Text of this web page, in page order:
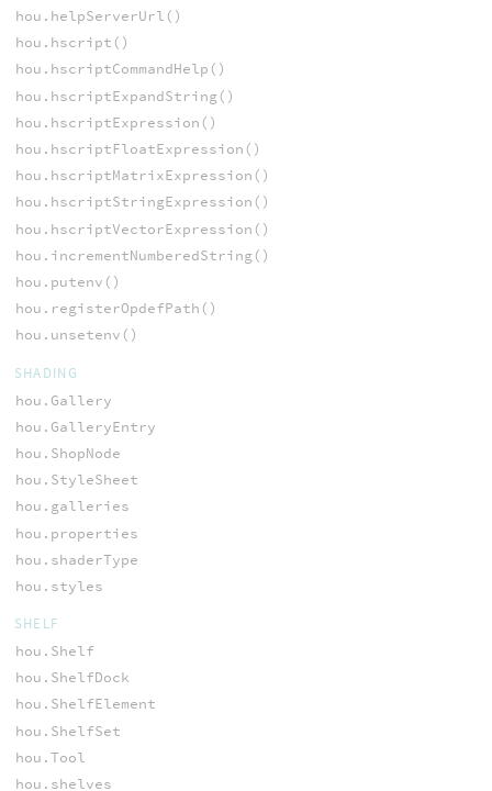
hou.helpServerUrl()
hou.hscript()
hou.hscriptCommandHelp()
hou.hscriptExpandString()
hou.hscriptExpression()
hou.hscriptFloatExpression()
hou.hscriptMatrixExpression()
hou.hscriptStringExpression()
hou.hscriptVectorExpression()
hou.incrementNumberedString()
hou.putenv()
hou.registerOpdefPath()
hou.unsetenv()
SHADING
hou.Gallery
hou.GalleryEntry
hou.ShopNode
hou.StyleSheet
hou.galleries
hou.properties
hou.shaderType
hou.styles
SHELF
hou.Shelf
hou.ShelfDock
hou.ShelfElement
hou.ShelfSet
hou.Tool
hou.shelves